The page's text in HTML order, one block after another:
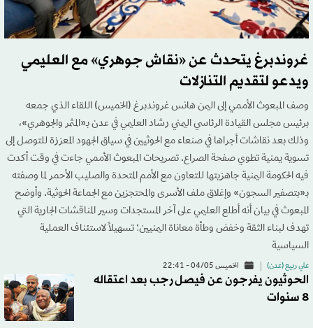
غروندبرغ يتحدث عن «نقاش جوهري» مع العليمي
ويدعو لتقديم التنازلات
وصف المبعوث الأممي إلى اليمن هانس غروندبرغ (الخميس) اللقاء الذي جمعه
برئيس مجلس القيادة الرئاسي اليمني رشاد العليمي في عدن بـ«المثمر والجوهري»،
وذلك بعد نقاشات أجراها في صنعاء مع الحوثيين في سياق الجهود المعززة للتوصل إلى
تسوية يمنية تطوي صفحة الصراع. تصريحات المبعوث الأممي جاءت في وقت أكدت
فيه الحكومة اليمنية جاهزيتها للتعاون مع الأمم المتحدة والصليب الأحمر لما وصفته
بـ«بتصفير السجون» وإغلاق ملف الأسرى والمحتجزين مع الجماعة الحوثية. وأوضح
المبعوث في بيان أنه أطلع العليمي على آخر المستجدات وسير المناقشات الجارية التي
تهدف لبناء الثقة وخفض وطأة معاناة اليمنيين؛ تسهيلاً لاستئناف العملية
السياسية
علي ربيع (عدن) الخميس 04/05 - 22:41
الحوثيون يفرجون عن فيصل رجب بعد اعتقاله
8 سنوات